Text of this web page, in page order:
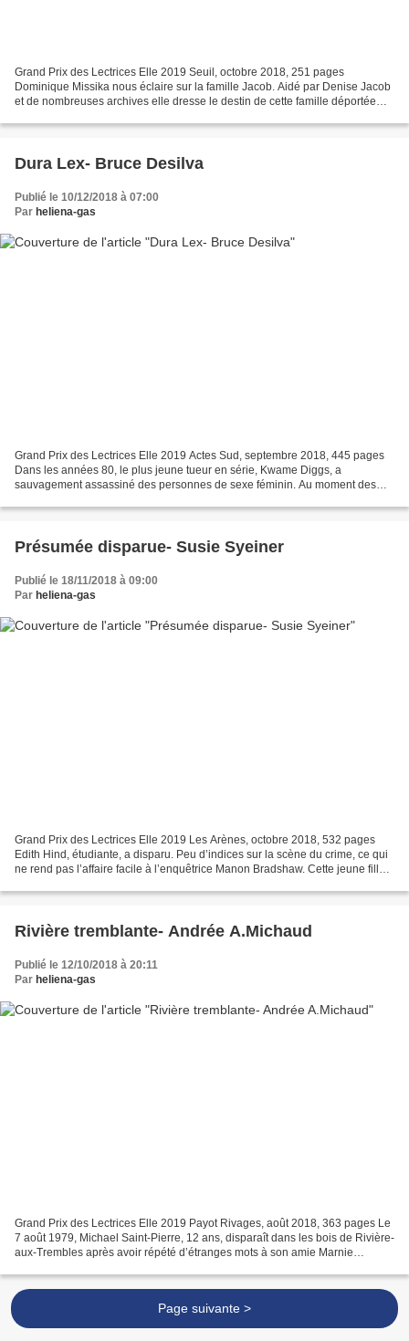
Grand Prix des Lectrices Elle 2019 Seuil, octobre 2018, 251 pages
Dominique Missika nous éclaire sur la famille Jacob. Aidé par Denise Jacob
et de nombreuses archives elle dresse le destin de cette famille déportée
Dura Lex- Bruce Desilva
Publié le 10/12/2018 à 07:00
Par heliena-gas
Grand Prix des Lectrices Elle 2019 Actes Sud, septembre 2018, 445 pages
Dans les années 80, le plus jeune tueur en série, Kwame Diggs, a
sauvagement assassiné des personnes de sexe féminin. Au moment des
Présumée disparue- Susie Syeiner
Publié le 18/11/2018 à 09:00
Par heliena-gas
Grand Prix des Lectrices Elle 2019 Les Arènes, octobre 2018, 532 pages
Edith Hind, étudiante, a disparu. Peu d’indices sur la scène du crime, ce qui
ne rend pas l’affaire facile à l’enquêtrice Manon Bradshaw. Cette jeune fille
Rivière tremblante- Andrée A.Michaud
Publié le 12/10/2018 à 20:11
Par heliena-gas
Grand Prix des Lectrices Elle 2019 Payot Rivages, août 2018, 363 pages Le
7 août 1979, Michael Saint-Pierre, 12 ans, disparaît dans les bois de Rivière-
aux-Trembles après avoir répété d’étranges mots à son amie Marnie
Page suivante >